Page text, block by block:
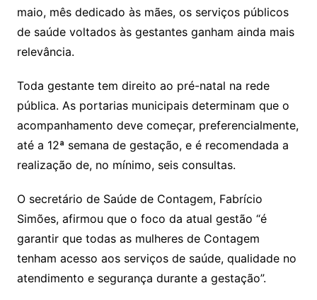
maio, mês dedicado às mães, os serviços públicos
de saúde voltados às gestantes ganham ainda mais
relevância.
Toda gestante tem direito ao pré-natal na rede
pública. As portarias municipais determinam que o
acompanhamento deve começar, preferencialmente,
até a 12ª semana de gestação, e é recomendada a
realização de, no mínimo, seis consultas.
O secretário de Saúde de Contagem, Fabrício
Simões, afirmou que o foco da atual gestão “é
garantir que todas as mulheres de Contagem
tenham acesso aos serviços de saúde, qualidade no
atendimento e segurança durante a gestação”.